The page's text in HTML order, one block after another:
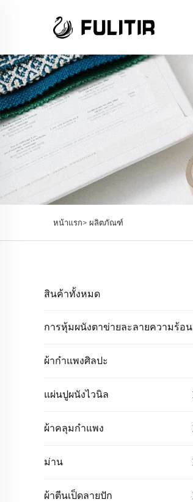
หน้าแรก> ผลิตภัณฑ์
สินค้าทั้งหมด
การหุ้มผนังตาข่ายละลายความร้อน
ผ้ากำแพงศิลปะ
แผ่นปูผนังไวนิล
ผ้าคลุมกำแพง
ม่าน
ผ้าตีนเป็ดลายปัก